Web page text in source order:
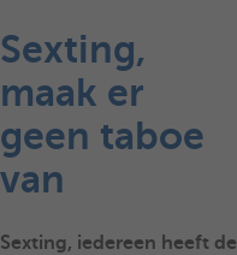
Sexting,
maak er
geen taboe
van
Sexting, iedereen heeft de